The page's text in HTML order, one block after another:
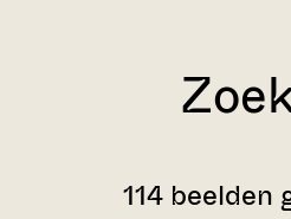
114 beelden